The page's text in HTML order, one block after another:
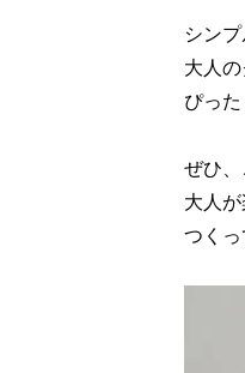
シン
大人
ぴっ
ぜひ
大人
つく